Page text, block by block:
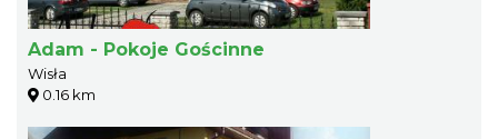
Adam - Pokoje Gościnne
Wisła
0.16 km